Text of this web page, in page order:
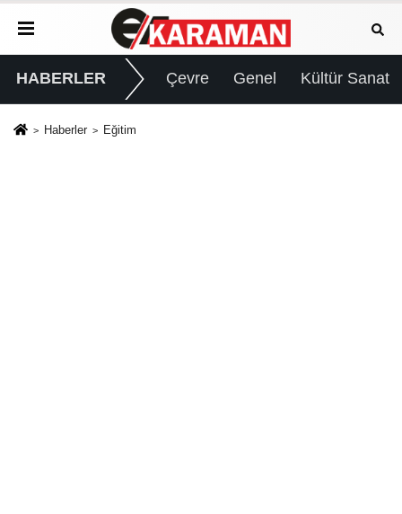
HABERLER Çevre Genel Kültür Sanat
Haberler Eğitim